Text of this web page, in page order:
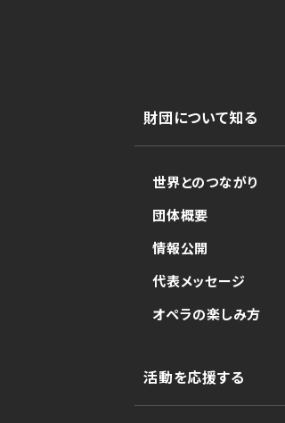
財団について知る
世界とのつながり
団体概要
情報公開
代表メッセージ
オペラの楽しみ方
活動を応援する